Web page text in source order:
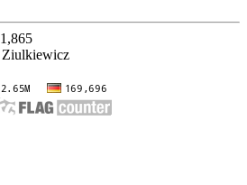
1,865
Ziulkiewicz